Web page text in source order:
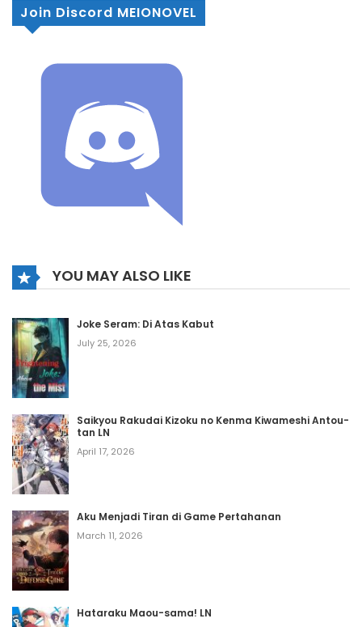
Join Discord MEIONOVEL
YOU MAY ALSO LIKE
Joke Seram: Di Atas Kabut
July 25, 2026
Saikyou Rakudai Kizoku no Kenma Kiwameshi Antou-
tan LN
April 17, 2026
Aku Menjadi Tiran di Game Pertahanan
March 11, 2026
Hataraku Maou-sama! LN